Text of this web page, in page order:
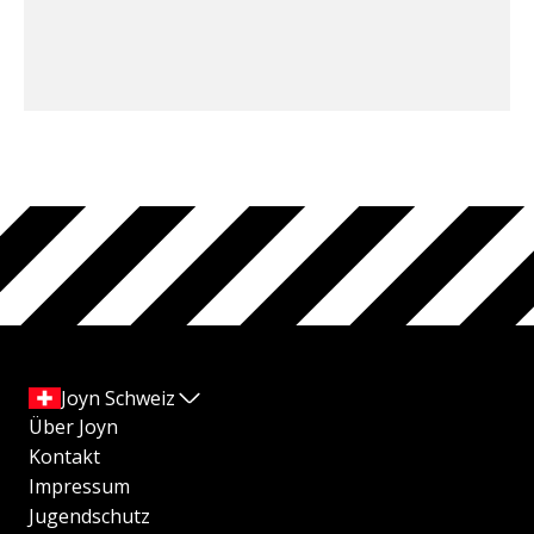
Joyn Schweiz
Über Joyn
Kontakt
Impressum
Jugendschutz